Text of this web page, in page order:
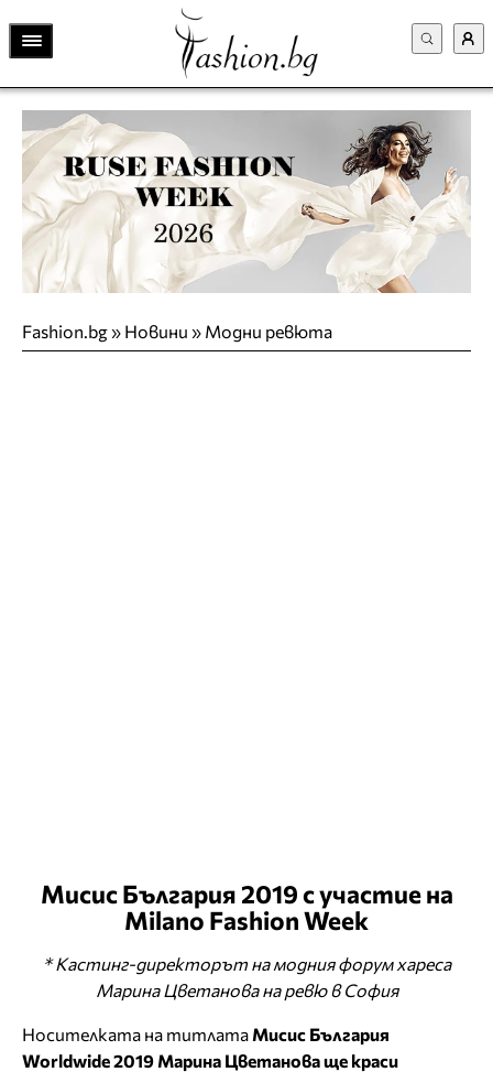
Fashion.bg» Новини » Модни ревюта
Мисис България 2019 с участие на
Milano Fashion Week
* Кастинг-директорът на модния форум хареса
Марина Цветанова на ревю в София
Носителката на титлата Мисис България
Worldwide 2019 Марина Цветанова ще краси